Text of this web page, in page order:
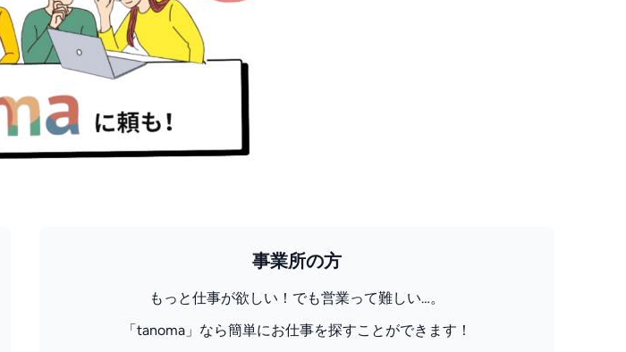
事業所の方
もっと仕事が欲しい！でも営業って難しい…。
「tanoma」なら簡単にお仕事を探すことができます！